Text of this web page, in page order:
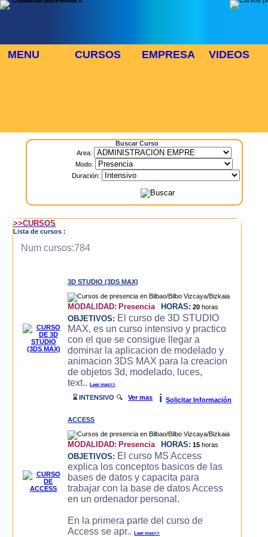
MENU CURSOS EMPRESA VIDEOS
Buscar Curso
Area:
Modo:
Duración:
>>CURSOS
Lista de cursos :
Num cursos:784
3D STUDIO (3DS MAX)
MODALIDAD: Presencia HORAS: 20 horas
OBJETIVOS: El curso de 3D STUDIO
MAX, es un curso intensivo y practico
con el que se consigue llegar a
dominar la aplicacion de modelado y
animacion 3DS MAX para la creacion
de objetos 3d, modelado, luces,
text..Leer mas>>
⌛ INTENSIVO 🔍Ver mas i Solicitar Información
ACCESS
MODALIDAD: Presencia HORAS: 15 horas
OBJETIVOS: El curso MS Access
explica los conceptos basicos de las
bases de datos y capacita para
trabajar con la base de datos Access
en un ordenador personal.
En la primera parte del curso de
Access se apr..Leer mas>>